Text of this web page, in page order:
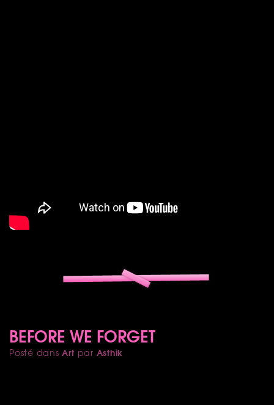
BEFORE WE FORGET
Posté dansArt par Asthik